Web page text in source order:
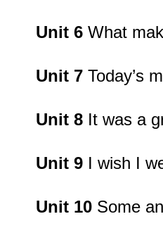
Unit 6 What
Unit 7 Today’s
Unit 8 It was a
Unit 9 I wish I
Unit 10 Some